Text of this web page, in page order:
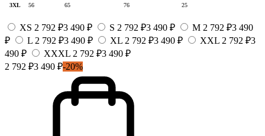
3XL
56 65 76 25
XS 2 792 ₽3 490 ₽ S 2 792 ₽3 490 ₽ M 2 792 ₽3 490
₽
L 2 792 ₽3 490 ₽ XL 2 792 ₽3 490 ₽ XXL 2 792 ₽3
490 ₽
XXXL 2 792 ₽3 490 ₽
2 792 ₽3 490 ₽-20%